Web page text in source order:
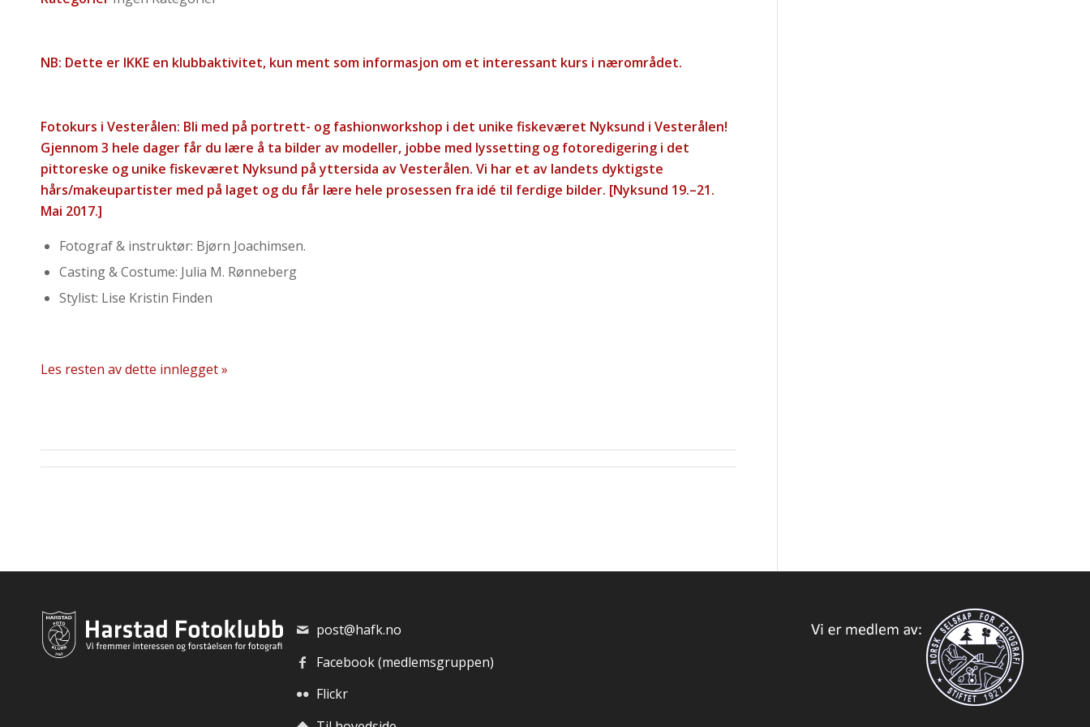
NB: Dette er IKKE en klubbaktivitet, kun ment som informasjon om et interessant kurs i nærområdet.
Fotokurs i Vesterålen: Bli med på portrett- og fashionworkshop i det unike fiskeværet Nyksund i Vesterålen!
Gjennom 3 hele dager får du lære å ta bilder av modeller, jobbe med lyssetting og fotoredigering i det
pittoreske og unike fiskeværet Nyksund på yttersida av Vesterålen. Vi har et av landets dyktigste
hårs/makeupartister med på laget og du får lære hele prosessen fra idé til ferdige bilder. [Nyksund 19.–21.
Mai 2017.]
Fotograf & instruktør: Bjørn Joachimsen.
Casting & Costume: Julia M. Rønneberg
Stylist: Lise Kristin Finden
Les resten av dette innlegget »
post@hafk.no
Facebook (medlemsgruppen)
Flickr